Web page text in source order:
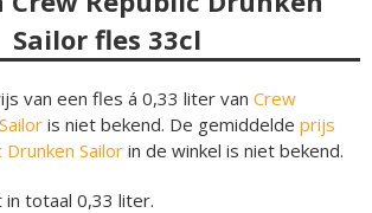
Sailor fles 33cl
van een fles á 0,33 liter van Crew
is niet bekend. De gemiddelde prijs
Sailor in de winkel is niet bekend.
totaal 0,33 liter.